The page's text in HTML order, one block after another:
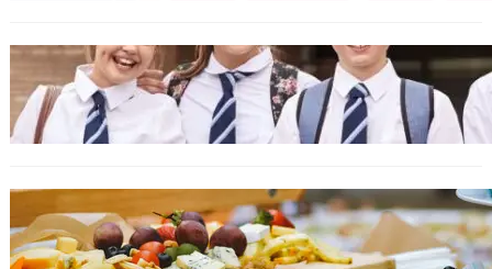
ИКОНОМИКА
Колко ще струват училищните униформи
във Варна тази година
От август се променят осигурителните
вноски за седем икономически дейности